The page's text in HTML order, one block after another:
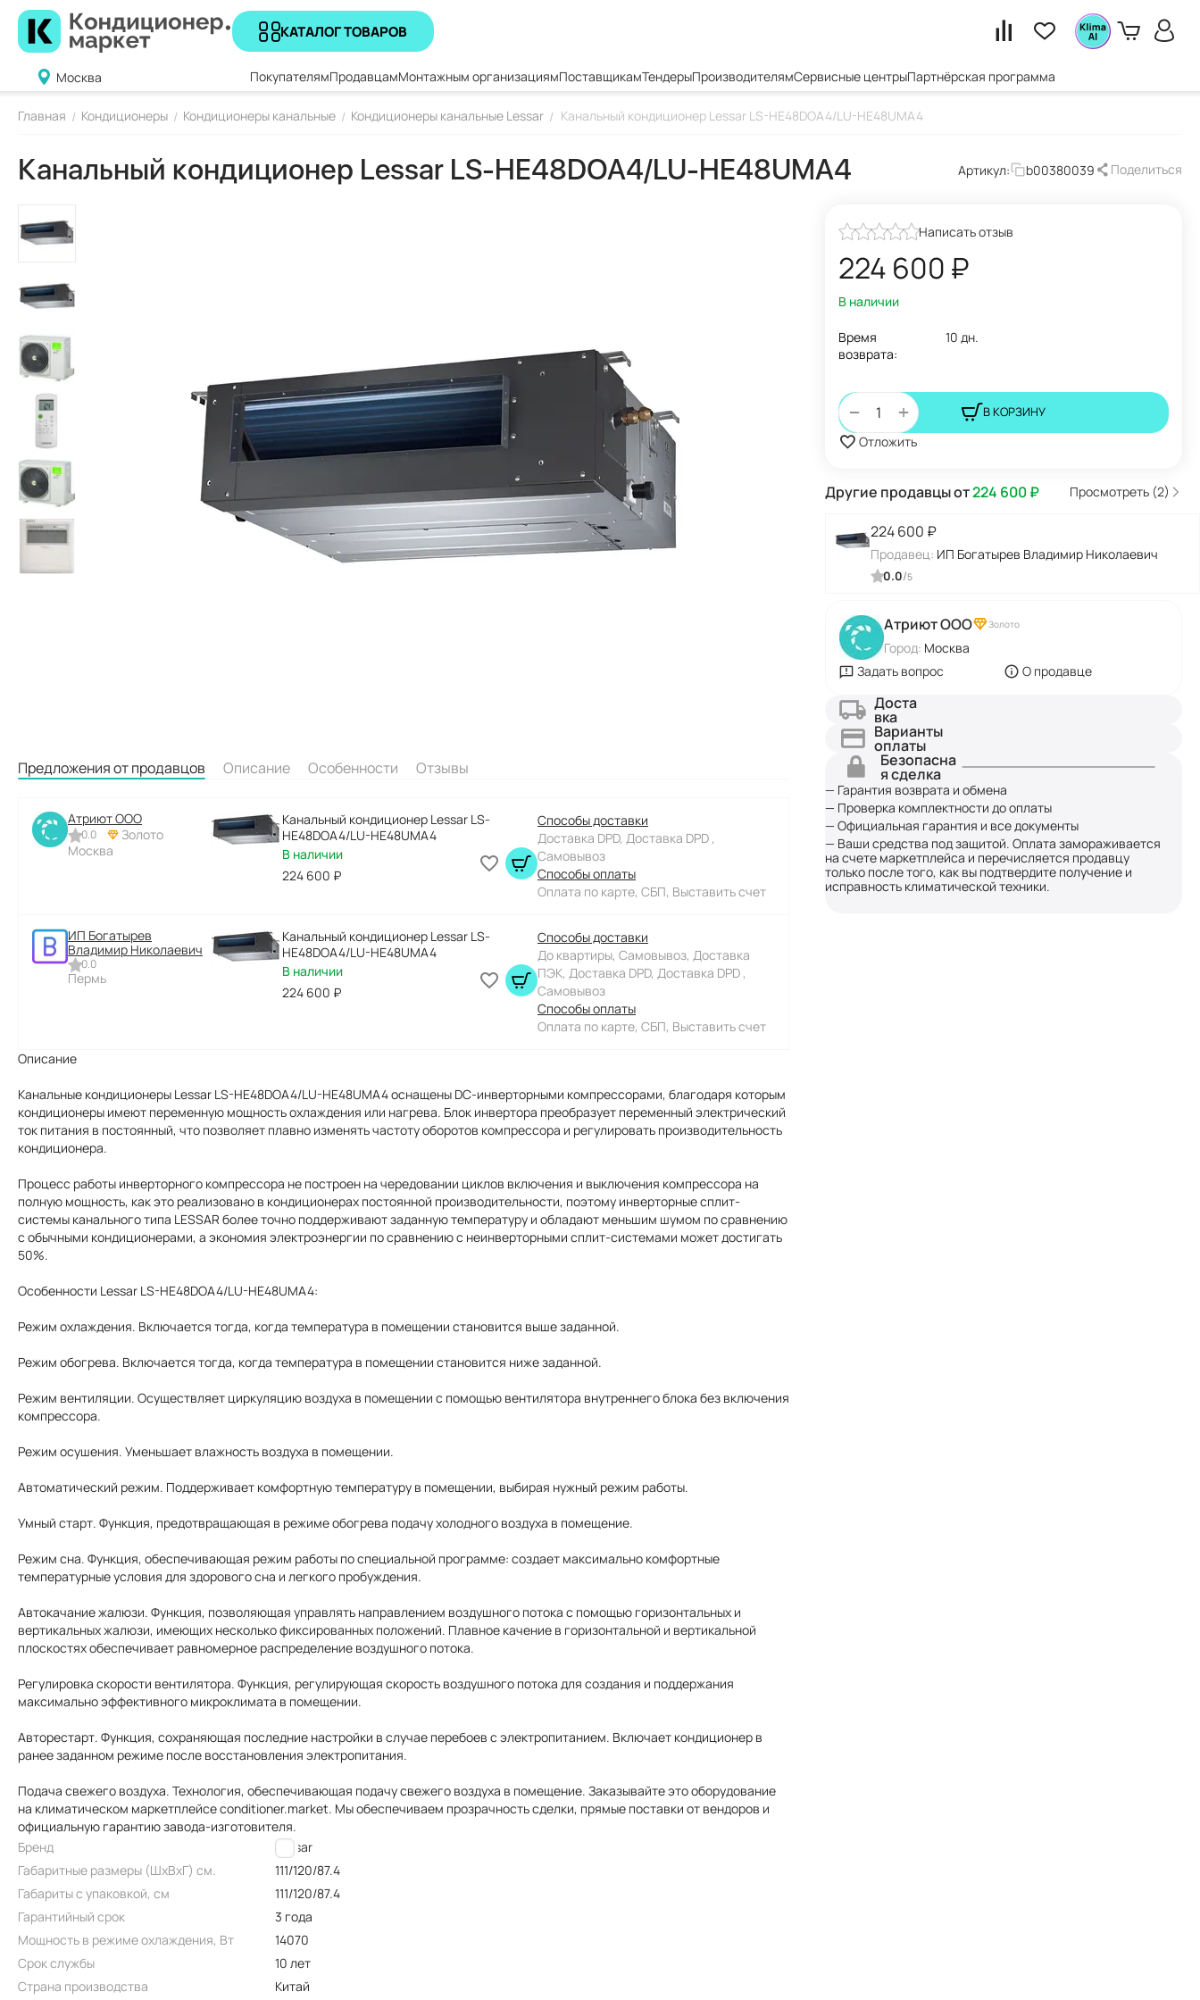
КАТАЛОГ ТОВАРОВ
Москва ПокупателямПродавцамМонтажным организациямПоставщикамТендерыПроизводителямСервисные центрыПартнёрская программа
Главная / Кондиционеры / Кондиционеры канальные / Кондиционеры канальные Lessar / Канальный кондиционер Lessar LS-HE48DOA4/LU-HE48UMA4
Канальный кондиционер Lessar LS-HE48DOA4/LU-HE48UMA4 Артикул: b00380039 Поделиться
Написать отзыв
224 600 ₽
В наличии
Время
возврата:
10 дн.
+
− В КОРЗИНУ
Отложить
Другие продавцы от224 600₽ Просмотреть (2)
224 600 ₽
Продавец: ИП Богатырев Владимир Николаевич
0.0/5
Атриют ООО Золото
Город: Москва
Задать вопрос
О продавце
Доста
вка
Варианты
оплаты
Безопасна
я сделка
— Гарантия возврата и обмена
— Проверка комплектности до оплаты
— Официальная гарантия и все документы
— Ваши средства под защитой. Оплата замораживается
на счете маркетплейса и перечисляется продавцу
только после того, как вы подтвердите получение и
исправность климатической техники.
Предложения от продавцов Описание Особенности Отзывы
Атриют ООО
0.0
Золото
Москва
Канальный кондиционер Lessar LS-
HE48DOA4/LU-HE48UMA4
В наличии
224 600 ₽
Способы доставки
Доставка DPD, Доставка DPD ,
Самовывоз
Способы оплаты
Оплата по карте, СБП, Выставить счет
ИП Богатырев
Владимир Николаевич
0.0
Пермь
Канальный кондиционер Lessar LS-
HE48DOA4/LU-HE48UMA4
В наличии
224 600 ₽
Способы доставки
До квартиры, Самовывоз, Доставка
ПЭК, Доставка DPD, Доставка DPD ,
Самовывоз
Способы оплаты
Оплата по карте, СБП, Выставить счет
Описание
Канальные кондиционеры Lessar LS-HE48DOA4/LU-HE48UMA4 оснащены DC-инверторными компрессорами, благодаря которым
кондиционеры имеют переменную мощность охлаждения или нагрева. Блок инвертора преобразует переменный электрический
ток питания в постоянный, что позволяет плавно изменять частоту оборотов компрессора и регулировать производительность
кондиционера.
Процесс работы инверторного компрессора не построен на чередовании циклов включения и выключения компрессора на
полную мощность, как это реализовано в кондиционерах постоянной производительности, поэтому инверторные сплит-
системы канального типа LESSAR более точно поддерживают заданную температуру и обладают меньшим шумом по сравнению
с обычными кондиционерами, а экономия электроэнергии по сравнению с неинверторными сплит-системами может достигать
50%.
Особенности Lessar LS-HE48DOA4/LU-HE48UMA4:
Режим охлаждения. Включается тогда, когда температура в помещении становится выше заданной.
Режим обогрева. Включается тогда, когда температура в помещении становится ниже заданной.
Режим вентиляции. Осуществляет циркуляцию воздуха в помещении с помощью вентилятора внутреннего блока без включения
компрессора.
Режим осушения. Уменьшает влажность воздуха в помещении.
Автоматический режим. Поддерживает комфортную температуру в помещении, выбирая нужный режим работы.
Умный старт. Функция, предотвращающая в режиме обогрева подачу холодного воздуха в помещение.
Режим сна. Функция, обеспечивающая режим работы по специальной программе: создает максимально комфортные
температурные условия для здорового сна и легкого пробуждения.
Автокачание жалюзи. Функция, позволяющая управлять направлением воздушного потока с помощью горизонтальных и
вертикальных жалюзи, имеющих несколько фиксированных положений. Плавное качение в горизонтальной и вертикальной
плоскостях обеспечивает равномерное распределение воздушного потока.
Регулировка скорости вентилятора. Функция, регулирующая скорость воздушного потока для создания и поддержания
максимально эффективного микроклимата в помещении.
Авторестарт. Функция, сохраняющая последние настройки в случае перебоев с электропитанием. Включает кондиционер в
ранее заданном режиме после восстановления электропитания.
Подача свежего воздуха. Технология, обеспечивающая подачу свежего воздуха в помещение. Заказывайте это оборудование
на климатическом маркетплейсе conditioner.market. Мы обеспечиваем прозрачность сделки, прямые поставки от вендоров и
официальную гарантию завода-изготовителя.
Бренд
Lessar
Габаритные размеры (ШxВxГ) см.
111/120/87.4
Габариты с упаковкой, см
111/120/87.4
Гарантийный срок
3 года
Мощность в режиме охлаждения, Вт
14070
Срок службы
10 лет
Страна производства
Китай